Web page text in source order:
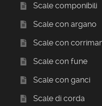
Scale componibili
Scale con argano
Scale con
Scale con fune
Scale con ganci
Scale di corda